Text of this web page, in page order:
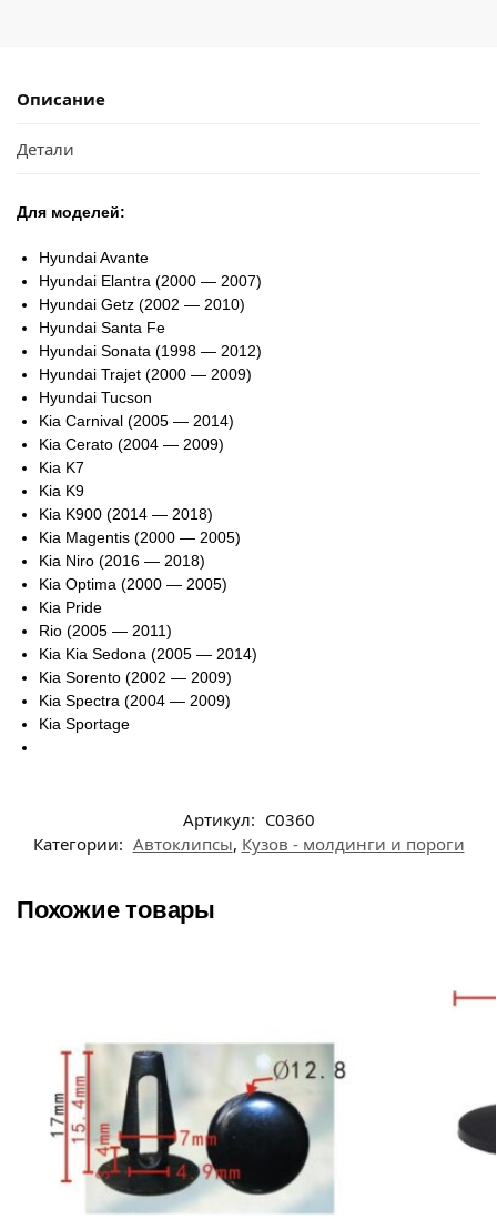
Описание
Детали
Для моделей:
Hyundai Avante
Hyundai Elantra (2000 — 2007)
Hyundai Getz (2002 — 2010)
Hyundai Santa Fe
Hyundai Sonata (1998 — 2012)
Hyundai Trajet (2000 — 2009)
Hyundai Tucson
Kia Carnival (2005 — 2014)
Kia Cerato (2004 — 2009)
Kia K7
Kia K9
Kia K900 (2014 — 2018)
Kia Magentis (2000 — 2005)
Kia Niro (2016 — 2018)
Kia Optima (2000 — 2005)
Kia Pride
Rio (2005 — 2011)
Kia Kia Sedona (2005 — 2014)
Kia Sorento (2002 — 2009)
Kia Spectra (2004 — 2009)
Kia Sportage
Артикул: C0360
Категории: Автоклипсы, Кузов - молдинги и пороги
Похожие товары